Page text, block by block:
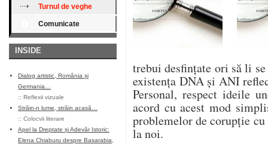
Turnul de veghe
Comunicate
INSIDE
Dialog artistic, România și
Germania…
:: Reflexii vizuale
Străin-n lume, străin acasă…
:: Colocvii literare
Apel la Dreptate și Adevăr Istoric:
Elena Chiaburu despre Basarabia,
trebui desfinţate ori să li
existenţa DNA şi ANI
Personal, respect ideile
acord cu acest mod
problemelor de corupţie
la noi.